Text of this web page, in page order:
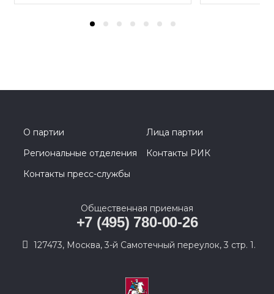
О партии
Лица партии
Региональные отделения
Контакты РИК
Контакты пресс-службы
Общественная приемная
+7 (495) 780-00-26
127473, Москва, 3-й Самотечный переулок, 3 стр. 1.